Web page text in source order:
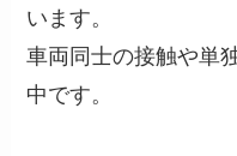
います。
車両同士の接触や単
中です。